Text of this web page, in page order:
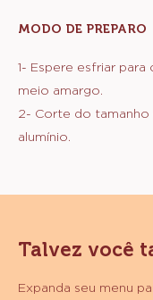
MODO DE PREPARO
E
1- Espere esfriar
meio amargo.
2- Corte do tamanho
alumínio.
Talvez você
Expanda seu menu